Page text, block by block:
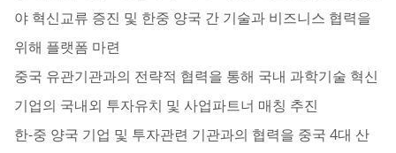
야 혁신교류 증진 및 한중 양국 간 기술과 비즈니스 협력을
위해 플랫폼 마련
중국 유관기관과의 전략적 협력을 통해 국내 과학기술 혁신
기업의 국내외 투자유치 및 사업파트너 매칭 추진
한-중 양국 기업 및 투자관련 기관과의 협력을 중국 4대 산